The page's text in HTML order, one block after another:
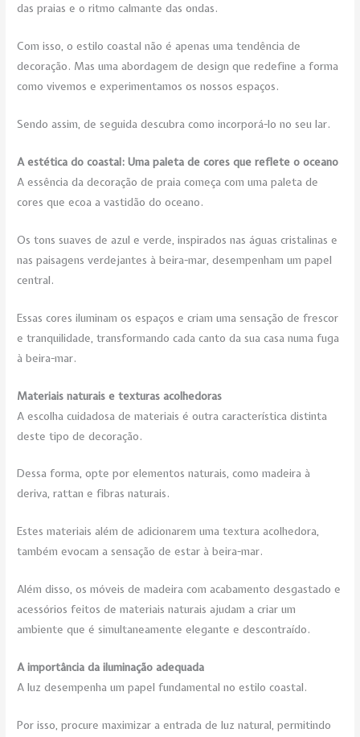
das praias e o ritmo calmante das ondas.
Com isso, o estilo coastal não é apenas uma tendência de
decoração. Mas uma abordagem de design que redefine a forma
como vivemos e experimentamos os nossos espaços.
Sendo assim, de seguida descubra como incorporá-lo no seu lar.
A estética do coastal: Uma paleta de cores que reflete o oceano
A essência da decoração de praia começa com uma paleta de
cores que ecoa a vastidão do oceano.
Os tons suaves de azul e verde, inspirados nas águas cristalinas e
nas paisagens verdejantes à beira-mar, desempenham um papel
central.
Essas cores iluminam os espaços e criam uma sensação de frescor
e tranquilidade, transformando cada canto da sua casa numa fuga
à beira-mar.
Materiais naturais e texturas acolhedoras
A escolha cuidadosa de materiais é outra característica distinta
deste tipo de decoração.
Dessa forma, opte por elementos naturais, como madeira à
deriva, rattan e fibras naturais.
Estes materiais além de adicionarem uma textura acolhedora,
também evocam a sensação de estar à beira-mar.
Além disso, os móveis de madeira com acabamento desgastado e
acessórios feitos de materiais naturais ajudam a criar um
ambiente que é simultaneamente elegante e descontraído.
A importância da iluminação adequada
A luz desempenha um papel fundamental no estilo coastal.
Por isso, procure maximizar a entrada de luz natural, permitindo